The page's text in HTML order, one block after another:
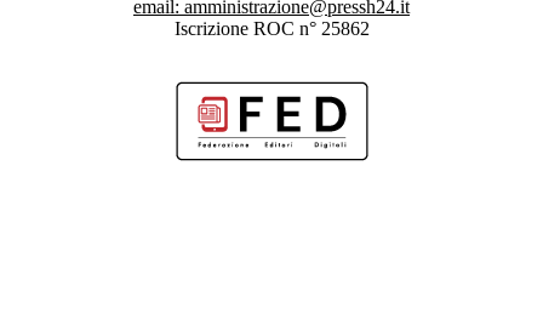
email: amministrazione@pressh24.it
Iscrizione ROC n° 25862